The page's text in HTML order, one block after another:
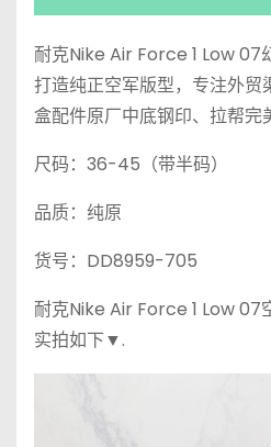
耐克Nike Air Force 1 Low 07
打造纯正空军版型，专注外贸
盒配件原厂中底钢印、拉帮完
尺码：36-45（带半码）
品质：纯原
货号：DD8959-705
耐克Nike Air Force 1 Low 07
实拍如下▼.